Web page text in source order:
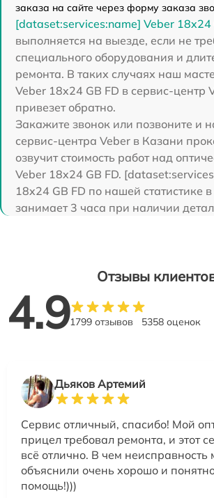
заказа на сайте через форму заказа
[dataset:services:name] Veber 18x24
выполняется на выезде, если не
специального оборудования и
ремонта. В таких случаях наш
Veber 18x24 GB FD в сервис-центр
привезет обратно.
Закажите звонок или позвоните и
сервис-центра Veber в Казани
озвучит стоимость работ над
Veber 18x24 GB FD.
18x24 GB FD по нашей статистике
занимает 3 часа при наличии
Отзывы
4.91799 отзывов 5358 оценок
Дьяков Артемий
Сервис отличный, спасибо! Мой
прицел требовал ремонта, и этот
всё отлично. В чем неисправность
объяснили очень хорошо и
помощь!)))